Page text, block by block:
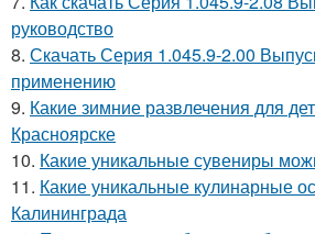
руководство
8. Скачать Серия 1.045.9-2.00
применению
9. Какие зимние развлечения для
Красноярске
10. Какие уникальные сувениры
11. Какие уникальные кулинарные
Калининграда